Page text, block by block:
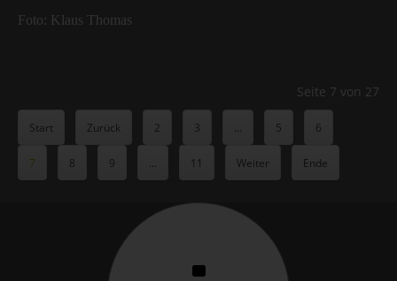
Foto: Klaus Thomas
Seite 7 von 27
Start Zurück 2 3 ... 5 6
7 8 9 ... 11 Weiter Ende